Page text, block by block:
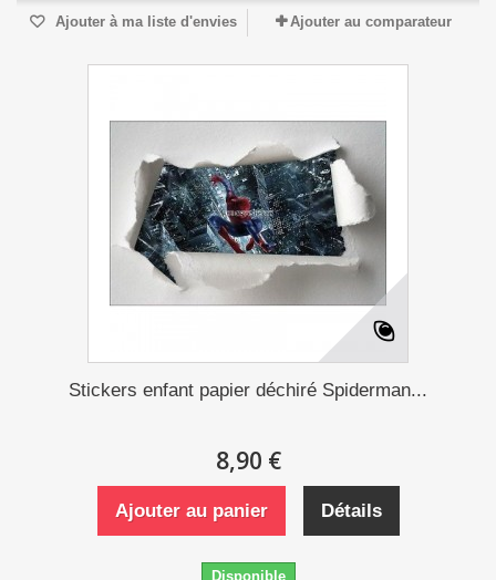
Ajouter à ma liste d'envies Ajouter au comparateur
Stickers enfant papier déchiré Spiderman...
8,90 €
Ajouter au panier Détails
Disponible